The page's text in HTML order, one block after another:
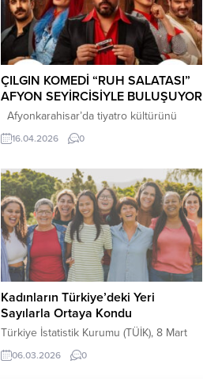
ÇILGIN KOMEDİ “RUH SALATASI”
AFYON SEYİRCİSİYLE BULUŞUYOR
Afyonkarahisar’da tiyatro kültürünü
büyütmek adına önemli organizasyonlara
imza atan Ömer Mazi, 8 sezonda 90
şehri sanatla buluşturmaya devam ediyor.
Bu kapsamda yılın en iddialı komedi
oyunlarından biri olan Ruh Salatası, 16
Mayıs Cumartesi günü TED Afyon
Koleji sahnesinde tiyatroseverlerle
buluşacak. Türk tiyatrosunun sevilen...
16.04.2026 0
Kadınların Türkiye’deki Yeri
Sayılarla Ortaya Kondu
Türkiye İstatistik Kurumu (TÜİK), 8 Mart
Dünya Kadınlar Günü kapsamında
hazırladığı “İstatistiklerle Kadın, 2025”
06.03.2026 0